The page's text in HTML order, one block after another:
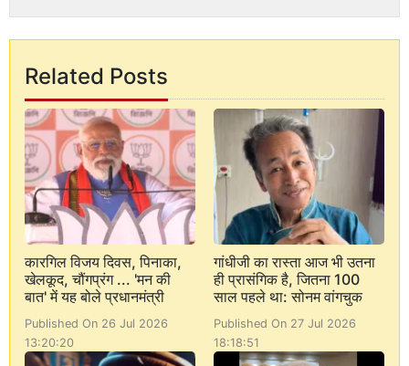
Related Posts
कारगिल विजय दिवस, पिनाका,
खेलकूद, चौंगप्रंग ... 'मन की
बात' में यह बोले प्रधानमंत्री
Published On 26 Jul 2026
13:20:20
गांधीजी का रास्ता आज भी उतना
ही प्रासंगिक है, जितना 100
साल पहले था: सोनम वांगचुक
Published On 27 Jul 2026
18:18:51